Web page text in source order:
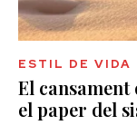
ESTIL DE VIDA
El cansament
el paper del